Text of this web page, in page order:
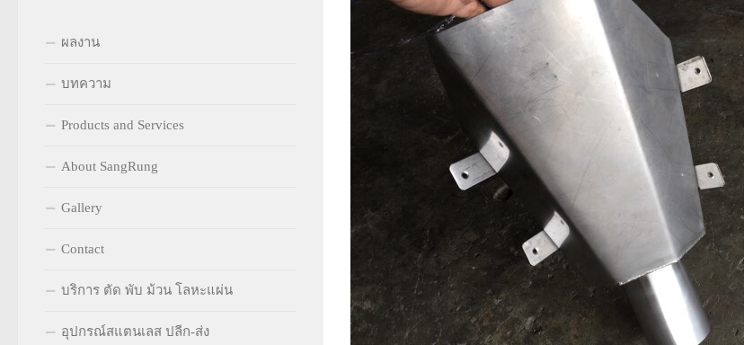
ผลงาน
บทความ
Products and Services
About SangRung
Gallery
Contact
บริการ ตัด พับ ม้วน โลหะแผ่น
อุปกรณ์สแตนเลส ปลีก-ส่ง